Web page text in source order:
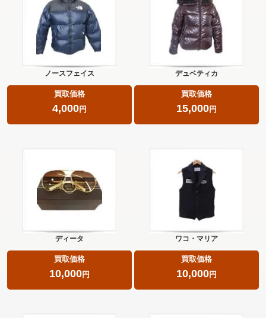
ノースフェイス
買取価格
4,000円
デュベティカ
買取価格
15,000円
ディータ
買取価格
10,000円
ワコ・マリア
買取価格
10,000円